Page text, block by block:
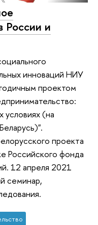
России и
инноваций НИУ
проектом
условиях (на
проекта
Российского фонда
12 апреля 2021
семинар,